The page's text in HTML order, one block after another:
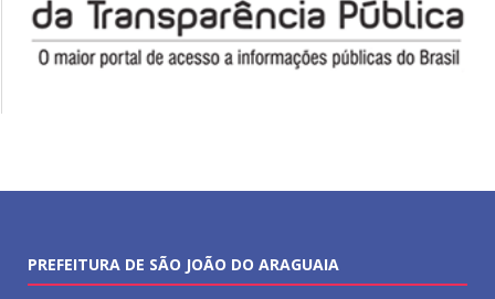
PREFEITURA DE SÃO JOÃO DO ARAGUAIA